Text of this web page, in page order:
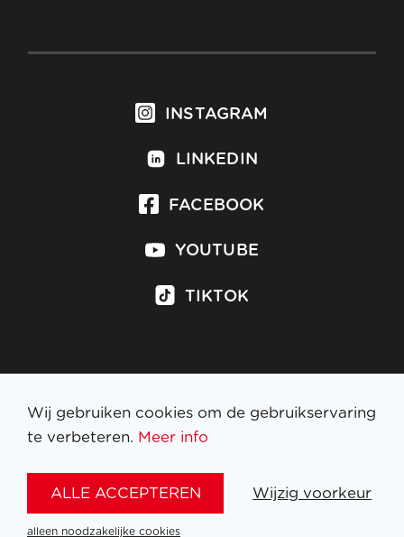
INSTAGRAM
LINKEDIN
FACEBOOK
YOUTUBE
TIKTOK
Inschrijven op nieuwsbrief
Wij gebruiken cookies om de gebruikservaring
te verbeteren. Meer info
ALLE ACCEPTEREN Wijzig voorkeur
alleen noodzakelijke cookies